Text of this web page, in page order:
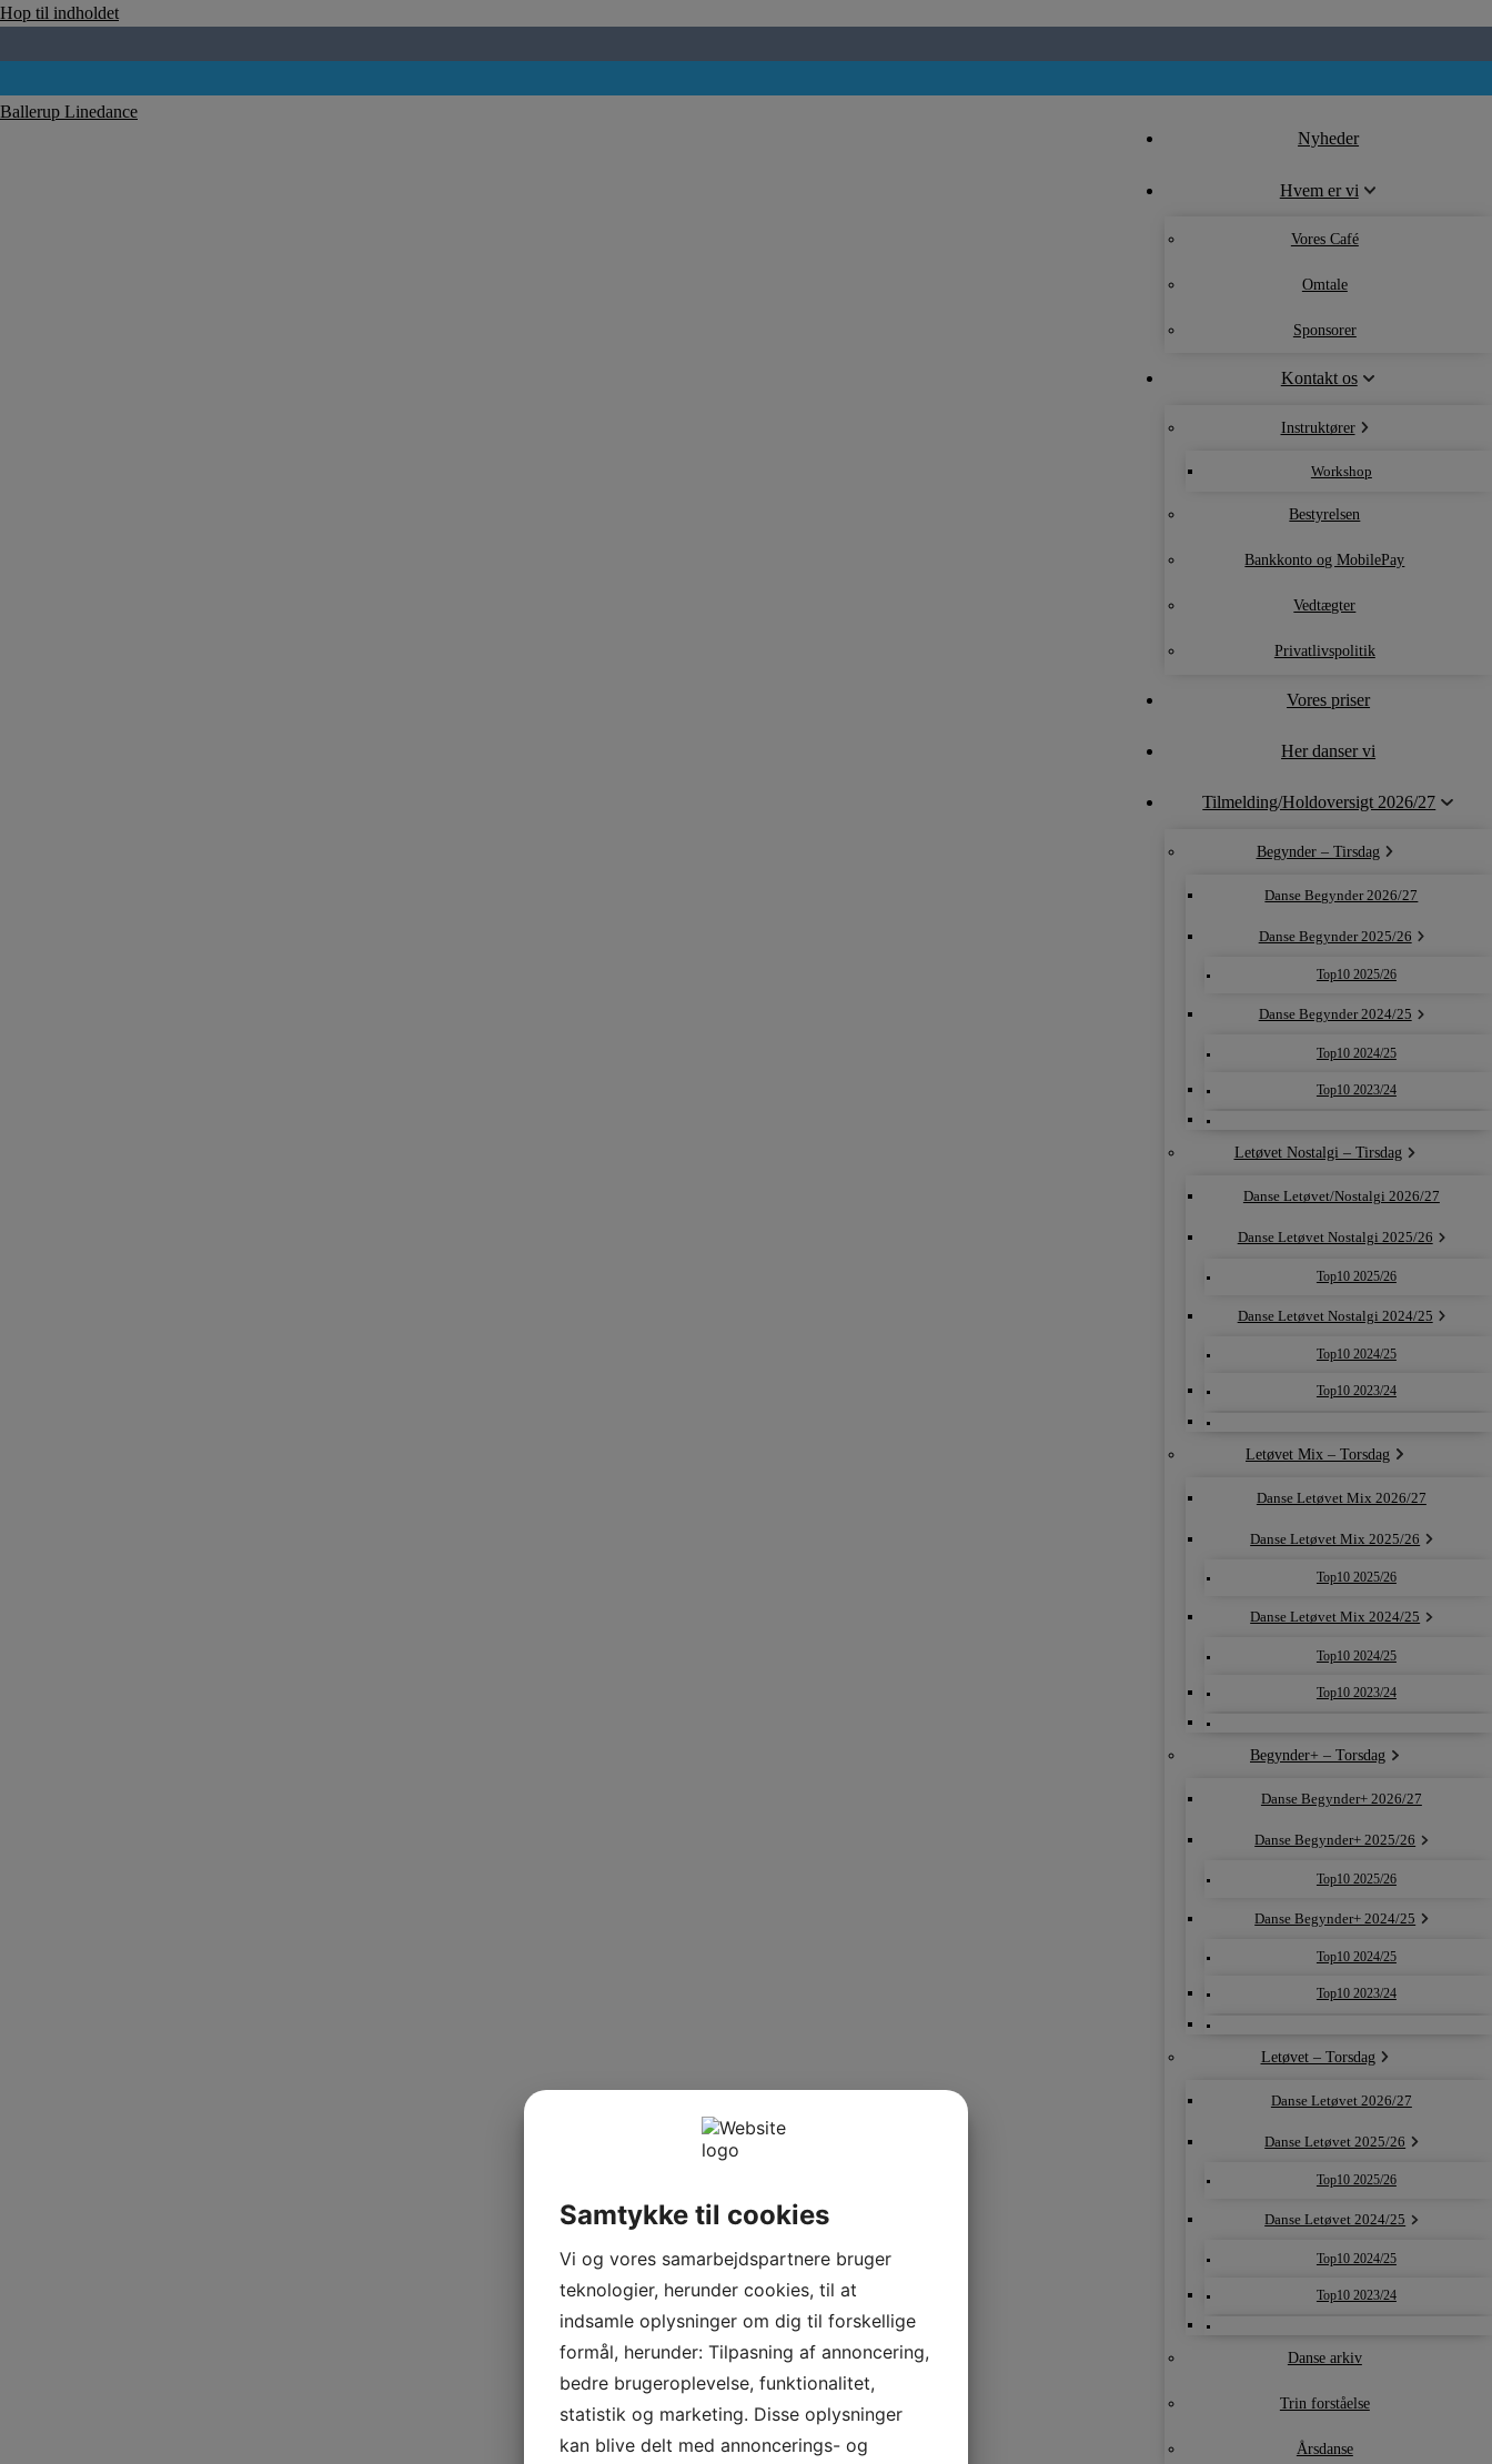
Hop til indholdet
Ballerup Linedance
Nyheder
Hvem er vi
Vores Café
Omtale
Sponsorer
Kontakt os
Instruktører
Workshop
Bestyrelsen
Bankkonto og MobilePay
Vedtægter
Privatlivspolitik
Vores priser
Her danser vi
Tilmelding/Holdoversigt 2026/27
Begynder – Tirsdag
Danse Begynder 2026/27
Danse Begynder 2025/26
Top10 2025/26
Danse Begynder 2024/25
Top10 2024/25
Top10 2023/24
Letøvet Nostalgi – Tirsdag
Danse Letøvet/Nostalgi 2026/27
Danse Letøvet Nostalgi 2025/26
Top10 2025/26
Danse Letøvet Nostalgi 2024/25
Top10 2024/25
Top10 2023/24
Letøvet Mix – Torsdag
Danse Letøvet Mix 2026/27
Danse Letøvet Mix 2025/26
Top10 2025/26
Danse Letøvet Mix 2024/25
Top10 2024/25
Top10 2023/24
Begynder+ – Torsdag
Danse Begynder+ 2026/27
Danse Begynder+ 2025/26
Top10 2025/26
Danse Begynder+ 2024/25
Top10 2024/25
Top10 2023/24
Letøvet – Torsdag
Danse Letøvet 2026/27
Danse Letøvet 2025/26
Top10 2025/26
Danse Letøvet 2024/25
Top10 2024/25
Top10 2023/24
Danse arkiv
Trin forståelse
Årsdanse
Samtykke til cookies
Vi og vores samarbejdspartnere bruger
teknologier, herunder cookies, til at
indsamle oplysninger om dig til forskellige
formål, herunder: Tilpasning af annoncering,
bedre brugeroplevelse, funktionalitet,
statistik og marketing. Disse oplysninger
kan blive delt med annoncerings- og